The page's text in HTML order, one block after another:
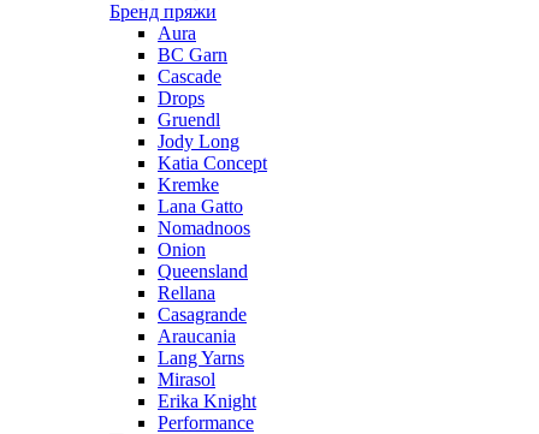
Бренд пряжи
Aura
BC Garn
Cascade
Drops
Gruendl
Jody Long
Katia Concept
Kremke
Lana Gatto
Nomadnoos
Onion
Queensland
Rellana
Casagrande
Araucania
Lang Yarns
Mirasol
Erika Knight
Performance